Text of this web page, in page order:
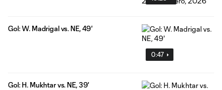
0:47
Gol: W. Madrigal vs. NE, 49'
Gol: H. Mukhtar vs. NE, 39'